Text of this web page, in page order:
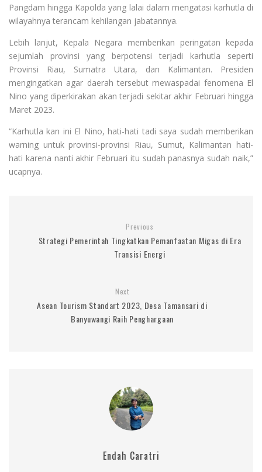
Pangdam hingga Kapolda yang lalai dalam mengatasi karhutla di
wilayahnya terancam kehilangan jabatannya.
Lebih lanjut, Kepala Negara memberikan peringatan kepada
sejumlah provinsi yang berpotensi terjadi karhutla seperti
Provinsi Riau, Sumatra Utara, dan Kalimantan. Presiden
mengingatkan agar daerah tersebut mewaspadai fenomena El
Nino yang diperkirakan akan terjadi sekitar akhir Februari hingga
Maret 2023.
“Karhutla kan ini El Nino, hati-hati tadi saya sudah memberikan
warning untuk provinsi-provinsi Riau, Sumut, Kalimantan hati-
hati karena nanti akhir Februari itu sudah panasnya sudah naik,”
ucapnya.
Previous
Strategi Pemerintah Tingkatkan Pemanfaatan Migas di Era
Transisi Energi
Next
Asean Tourism Standart 2023, Desa Tamansari di
Banyuwangi Raih Penghargaan
Endah Caratri